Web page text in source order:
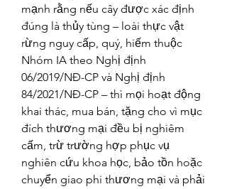
mạnh rằng nếu cây được xác định
đúng là thủy tùng – loài thực vật
rừng nguy cấp, quý, hiếm thuộc
Nhóm IA theo Nghị định
06/2019/NĐ-CP và Nghị định
84/2021/NĐ-CP – thì mọi hoạt động
khai thác, mua bán, tặng cho vì mục
đích thương mại đều bị nghiêm
cấm, trừ trường hợp phục vụ
nghiên cứu khoa học, bảo tồn hoặc
chuyển giao phi thương mại và phải